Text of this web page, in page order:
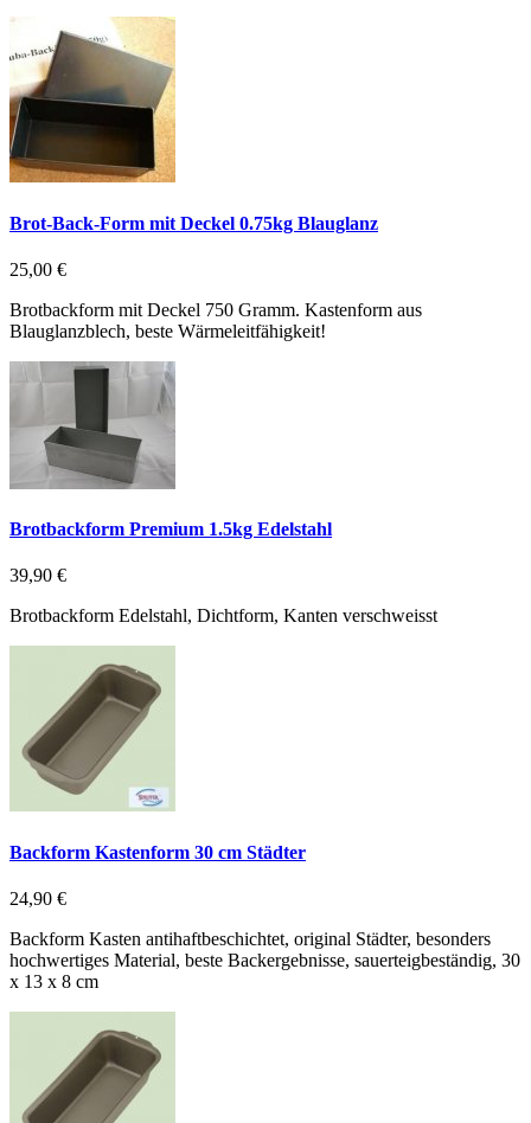
Brot-Back-Form mit Deckel 0.75kg Blauglanz
25,00 €
Brotbackform mit Deckel 750 Gramm. Kastenform aus
Blauglanzblech, beste Wärmeleitfähigkeit!
Brotbackform Premium 1.5kg Edelstahl
39,90 €
Brotbackform Edelstahl, Dichtform, Kanten verschweisst
Backform Kastenform 30 cm Städter
24,90 €
Backform Kasten antihaftbeschichtet, original Städter, besonders
hochwertiges Material, beste Backergebnisse, sauerteigbeständig, 30
x 13 x 8 cm